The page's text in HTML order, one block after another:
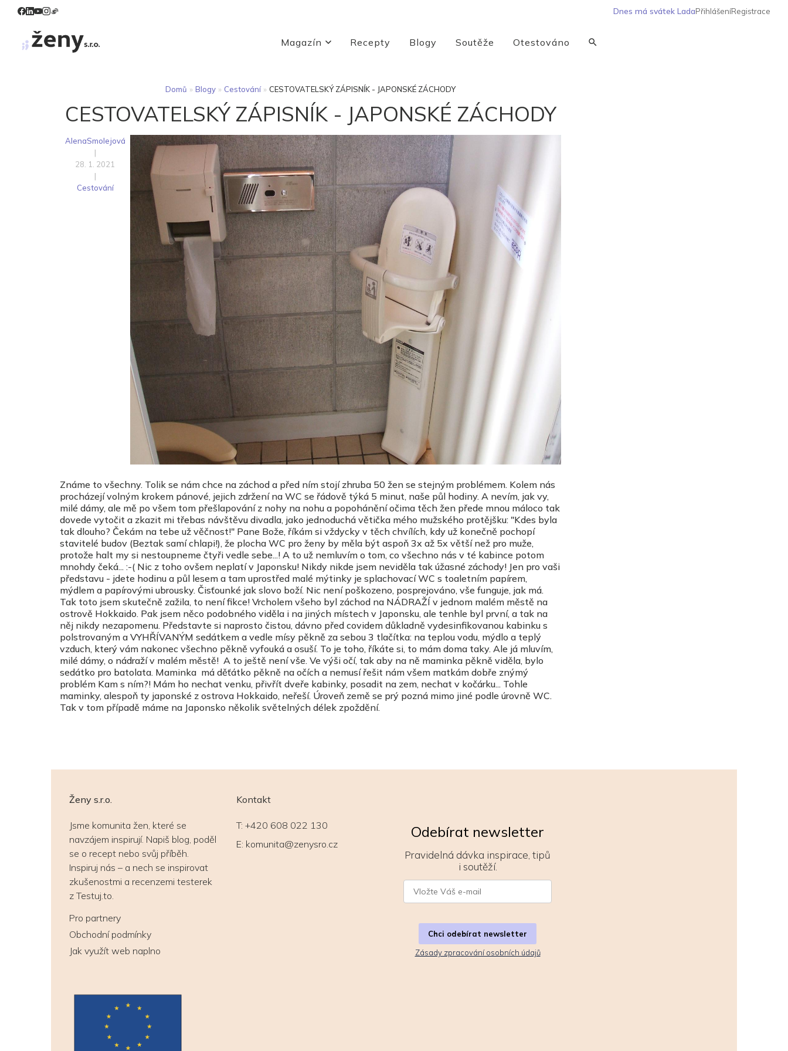
Dnes má svátek LadaPřihlášeníRegistrace
Magazín Recepty Blogy Soutěže Otestováno
Domů » Blogy » Cestování » CESTOVATELSKÝ ZÁPISNÍK - JAPONSKÉ ZÁCHODY
CESTOVATELSKÝ ZÁPISNÍK - JAPONSKÉ ZÁCHODY
AlenaSmolejová
|
28. 1. 2021
|
Cestování
Známe to všechny. Tolik se nám chce na záchod a před ním stojí zhruba 50 žen se stejným problémem. Kolem nás
procházejí volným krokem pánové, jejich zdržení na WC se řádově týká 5 minut, naše půl hodiny. A nevím, jak vy,
milé dámy, ale mě po všem tom přešlapování z nohy na nohu a popohánění očima těch žen přede mnou máloco tak
dovede vytočit a zkazit mi třebas návštěvu divadla, jako jednoduchá větička mého mužského protějšku: "Kdes byla
tak dlouho? Čekám na tebe už věčnost!" Pane Bože, říkám si vždycky v těch chvílích, kdy už konečně pochopí
stavitelé budov (Beztak samí chlapi!), že plocha WC pro ženy by měla být aspoň 3x až 5x větší než pro muže,
protože halt my si nestoupneme čtyři vedle sebe...! A to už nemluvím o tom, co všechno nás v té kabince potom
mnohdy čeká... :-( Nic z toho ovšem neplatí v Japonsku! Nikdy nikde jsem neviděla tak úžasné záchody! Jen pro vaši
představu - jdete hodinu a půl lesem a tam uprostřed malé mýtinky je splachovací WC s toaletním papírem,
mýdlem a papírovými ubrousky. Čisťounké jak slovo boží. Nic není poškozeno, posprejováno, vše funguje, jak má.
Tak toto jsem skutečně zažila, to není fikce! Vrcholem všeho byl záchod na NÁDRAŽÍ v jednom malém městě na
ostrově Hokkaido. Pak jsem něco podobného viděla i na jiných místech v Japonsku, ale tenhle byl první, a tak na
něj nikdy nezapomenu. Představte si naprosto čistou, dávno před covidem důkladně vydesinfikovanou kabinku s
polstrovaným a VYHŘÍVANÝM sedátkem a vedle mísy pěkně za sebou 3 tlačítka: na teplou vodu, mýdlo a teplý
vzduch, který vám nakonec všechno pěkně vyfouká a osuší. To je toho, říkáte si, to mám doma taky. Ale já mluvím,
milé dámy, o nádraží v malém městě! A to ještě není vše. Ve výši očí, tak aby na ně maminka pěkně viděla, bylo
sedátko pro batolata. Maminka má děťátko pěkně na očích a nemusí řešit nám všem matkám dobře znýmý
problém Kam s ním?! Mám ho nechat venku, přivřít dveře kabinky, posadit na zem, nechat v kočárku... Tohle
maminky, alespoň ty japonské z ostrova Hokkaido, neřeší. Úroveň země se prý pozná mimo jiné podle úrovně WC.
Tak v tom případě máme na Japonsko několik světelných délek zpoždění.
Ženy s.r.o.
Jsme komunita žen, které se
navzájem inspirují. Napiš blog, poděl
se o recept nebo svůj příběh.
Inspiruj nás – a nech se inspirovat
zkušenostmi a recenzemi testerek
z Testuj.to.
Pro partnery
Obchodní podmínky
Jak využít web naplno
Kontakt
T: +420 608 022 130
E: komunita@zenysro.cz
Odebírat newsletter
Pravidelná dávka inspirace, tipů
i soutěží.
Chci odebírat newsletter
Zásady zpracování osobních údajů